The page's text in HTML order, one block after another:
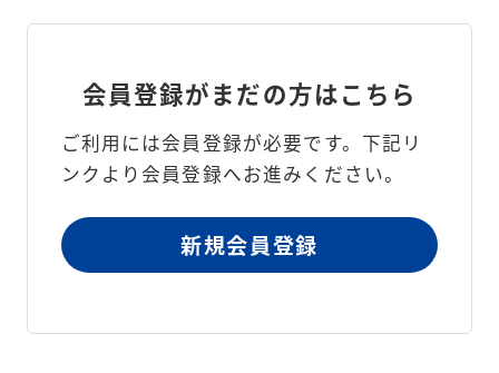
会員登録がまだの方はこちら
ご利用には会員登録が必要です。 下記リ
ンクより会員登録へお進みください。
新規会員登録